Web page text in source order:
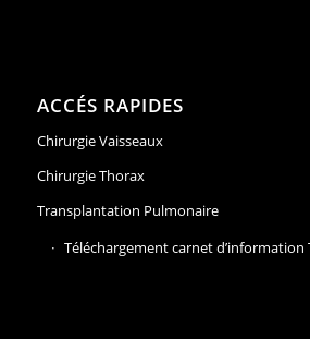
ACCÉS RAPIDES
Chirurgie Vaisseaux
Chirurgie Thorax
Transplantation Pulmonaire
Téléchargement carnet d’information